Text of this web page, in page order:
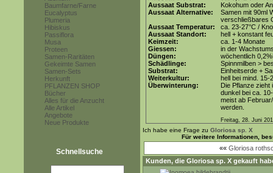
Baumfarne/Farne
Eucalyptus
Plumeria
Hibiskus
Passiflora
Musa
Proteen
Samen-Raritäten
Gekeimte Samen
Samen-Sets
Herkunft
PFLANZEN SHOP
Bücher
Alles für die Anzucht
Alle Artikel
Angebote
Neue Produkte
Schnellsuche
Aussaat Substrat:
Kokohum oder
Aussaat Alternative:
Samen mit 90ml
verschließbares
Aussaat Temperatur:
ca. 23-27°C /
Aussaat Standort:
hell + konstant
Keimzeit:
ca. 1-4 Monate
Giessen:
in der
Düngen:
wöchentlich
Schädlinge:
Spinnmilben >
Substrat:
Einheitserde +
Weiterkultur:
hell bei mind. 15-
Überwinterung:
Die Pflanze zieht
dunkel bei ca.
meist ab
werden.
Freitag, 28. Juni
Ich habe eine Frage zu Gloriosa sp. X
Für weitere Informationen,
«« Gloriosa
Kunden, die Gloriosa sp. X gekauft